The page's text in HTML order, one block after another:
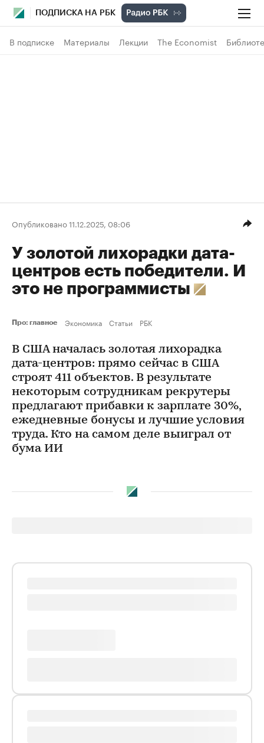
ПОДПИСКА НА РБК
В подписке Материалы Лекции The Economist
Опубликовано 11.12.2025, 08:06
У золотой лихорадки дата-
центров есть победители. И
это не программисты
Про: главное Экономика Статьи РБК
В США началась золотая лихорадка
дата-центров: прямо сейчас в США
строят 411 объектов. В результате
некоторым сотрудникам рекрутеры
предлагают прибавки к зарплате 30%,
ежедневные бонусы и лучшие условия
труда. Кто на самом деле выиграл от
бума ИИ